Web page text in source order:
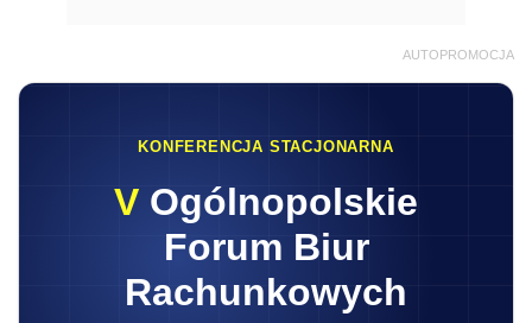
AUTOPROMOCJA
KONFERENCJA STACJONARNA
V Ogólnopolskie
Forum Biur
Rachunkowych